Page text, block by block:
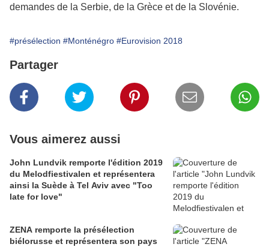
demandes de la Serbie, de la Grèce et de la Slovénie.
#présélection #Monténégro #Eurovision 2018
Partager
Vous aimerez aussi
John Lundvik remporte l'édition 2019
du Melodfiestivalen et représentera
ainsi la Suède à Tel Aviv avec "Too
late for love"
ZENA remporte la présélection
biélorusse et représentera son pays